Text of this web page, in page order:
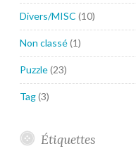
Divers/MISC (10)
Non classé(1)
Puzzle(23)
Tag(3)
Étiquettes